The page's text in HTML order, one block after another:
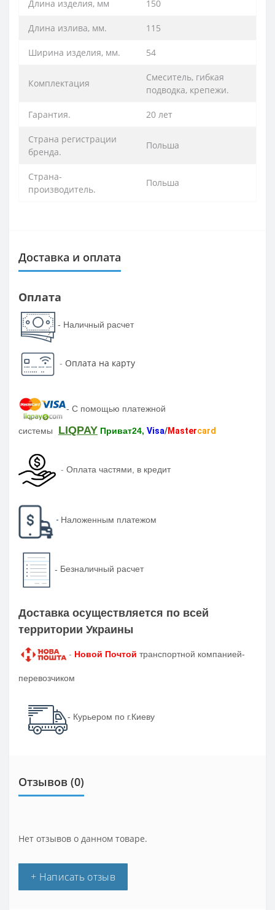
Длина изделия, мм 150
Длина излива, мм. 115
Ширина изделия, мм. 54
Комплектация
Смеситель, гибкая
подводка, крепежи.
Гарантия. 20 лет
Страна регистрации
бренда.
Польша
Страна-
производитель.
Польша
Доставка и оплата
Оплата
- Наличный расчет
- Оплата на карту
- С помощью платежной
системы LIQPAY Приват24, Visa/Mastercard
- Оплата частями, в кредит
- Наложенным платежом
- Безналичный расчет
Доставка осуществляется по всей
территории Украины
- Новой Почтой транспортной компанией-
перевозчиком
- Курьером по г.Киеву
Отзывов (0)
Нет отзывов о данном товаре.
+ Написать отзыв